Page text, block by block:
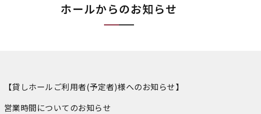
ホールからのお知らせ
【貸しホールご利用者(予定者)様へのお知らせ】
営業時間についてのお知らせ